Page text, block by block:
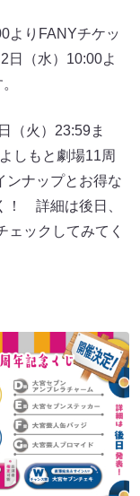
よりFANYチケッ
日（水）10:00よ
（火）23:59ま
しもと劇場11周
ンナップとお得な
！ 詳細は後日、
ェックしてみてく